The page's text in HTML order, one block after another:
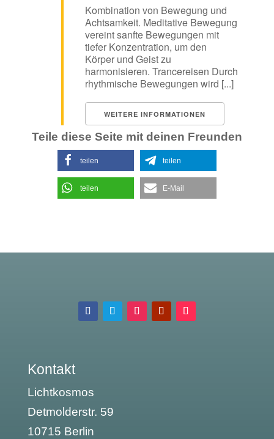
Kombination von Bewegung und
Achtsamkeit. Meditative Bewegung
vereint sanfte Bewegungen mit
tiefer Konzentration, um den
Körper und Geist zu
harmonisieren. Trancereisen Durch
rhythmische Bewegungen wird [...]
WEITERE INFORMATIONEN
Teile diese Seite mit deinen Freunden
teilen teilen
teilen E-Mail
Kontakt
Lichtkosmos
Detmolderstr. 59
10715 Berlin